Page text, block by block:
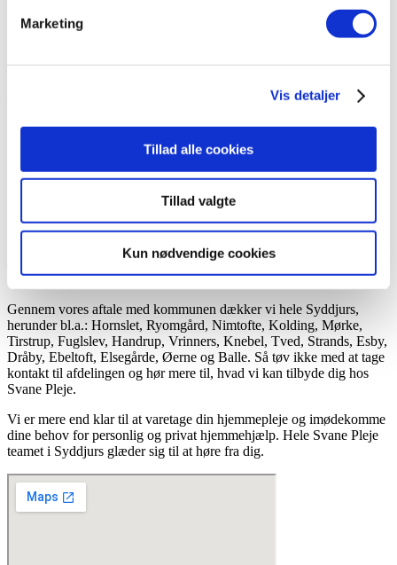
Marketing
Vis detaljer
Tillad alle cookies
Tillad valgte
Kun nødvendige cookies
hverdagen. Fra gåture, aflastning, rengøring, tøjvask, oprydning,
hjælp til påklædning, en tur til svømning, hundeluftning eller hvis du
de samme ansigter – også når det gælder din private rengøring og
bliver opfyldt og videreleveret til vores kontorpersonale. Vi sørger
for, at der holdes styr på individuelle aftaler, som vi sammen
Vi dækker hele Syddjurs Kommune
Svane Pleje er en af Danmarks største leverandører af privat
hjemmepleje og praktisk hjælp. Med mere end 600 medarbejdere
ansat i vores 16 afdelinger sætter vi en ære i at yde den bedste pleje
til vores borgere.
Gennem vores aftale med kommunen dækker vi hele Syddjurs,
herunder bl.a.: Hornslet, Ryomgård, Nimtofte, Kolding, Mørke,
Tirstrup, Fuglslev, Handrup, Vrinners, Knebel, Tved, Strands, Esby,
Dråby, Ebeltoft, Elsegårde, Øerne og Balle. Så tøv ikke med at tage
kontakt til afdelingen og hør mere til, hvad vi kan tilbyde dig hos
Svane Pleje.
Vi er mere end klar til at varetage din hjemmepleje og imødekomme
dine behov for personlig og privat hjemmehjælp. Hele Svane Pleje
teamet i Syddjurs glæder sig til at høre fra dig.